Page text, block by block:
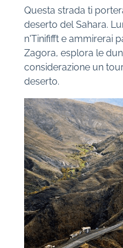
Questa strada ti
deserto del Sahara.
n'Tinififft e ammirerai
Zagora, esplora le
considerazione un
deserto.